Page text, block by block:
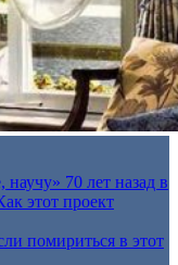
70 лет назад в
этот проект
помириться в этот